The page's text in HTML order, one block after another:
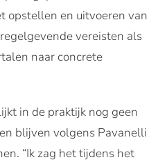
opstellen en uitvoeren van
vereisten als
naar concrete
in de praktijk nog geen
blijven volgens Pavanelli
“Ik zag het tijdens het